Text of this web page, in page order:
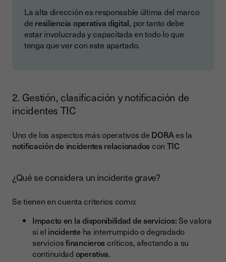
La alta dirección es responsable última del marco
de resiliencia operativa digital, por tanto debe
estar involucrada y capacitada en todo lo que
tenga que ver con este apartado.
2. Gestión, clasificación y notificación de
incidentes TIC
Uno de los aspectos más operativos de DORAes la
notificación de incidentes relacionadoscon TIC
¿Qué se considera un incidente grave?
Se tienen en cuenta criterios como:
Impacto en la disponibilidad de servicios:Se valora
si el incidenteha interrumpido o degradado
serviciosfinancieroscríticos, afectando a su
continuidad operativa.